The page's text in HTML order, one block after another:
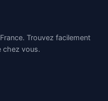
Trouvez facilement
chez vous.